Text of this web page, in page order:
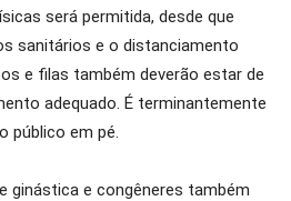
será permitida, desde que
sanitários e o distanciamento
e filas também deverão estar de
adequado. É terminantemente
público em pé.
ginástica e congêneres também